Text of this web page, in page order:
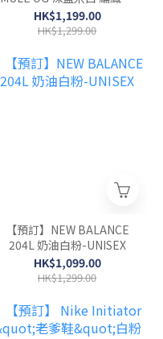
勒鞋-WOMEN(UNISEX)
HK$1,199.00
HK$1,299.00
【預訂】NEW BALANCE
204L 奶油白粉-UNISEX
HK$1,099.00
HK$1,299.00